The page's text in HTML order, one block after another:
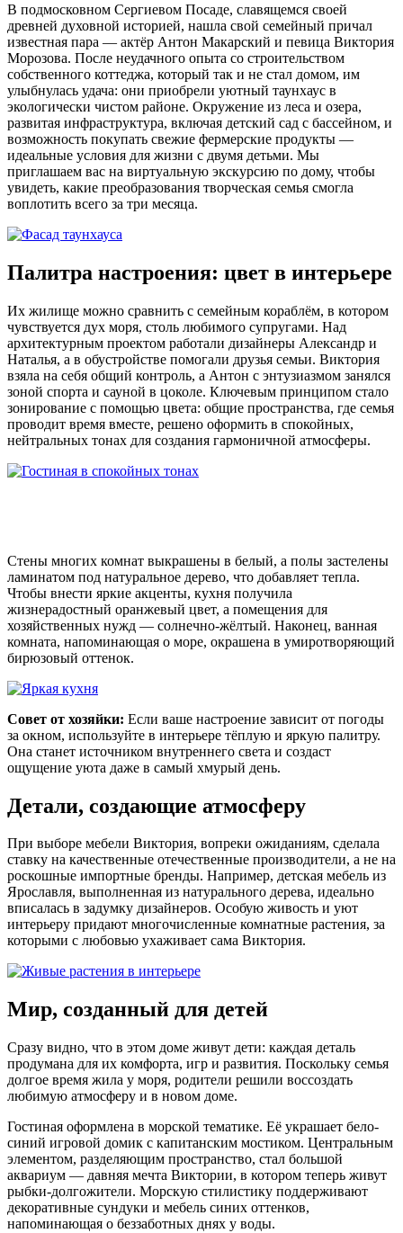
В подмосковном Сергиевом Посаде, славящемся своей
древней духовной историей, нашла свой семейный причал
известная пара — актёр Антон Макарский и певица Виктория
Морозова. После неудачного опыта со строительством
собственного коттеджа, который так и не стал домом, им
улыбнулась удача: они приобрели уютный таунхаус в
экологически чистом районе. Окружение из леса и озера,
развитая инфраструктура, включая детский сад с бассейном, и
возможность покупать свежие фермерские продукты —
идеальные условия для жизни с двумя детьми. Мы
приглашаем вас на виртуальную экскурсию по дому, чтобы
увидеть, какие преобразования творческая семья смогла
воплотить всего за три месяца.
Палитра настроения: цвет в интерьере
Их жилище можно сравнить с семейным кораблём, в котором
чувствуется дух моря, столь любимого супругами. Над
архитектурным проектом работали дизайнеры Александр и
Наталья, а в обустройстве помогали друзья семьи. Виктория
взяла на себя общий контроль, а Антон с энтузиазмом занялся
зоной спорта и сауной в цоколе. Ключевым принципом стало
зонирование с помощью цвета: общие пространства, где семья
проводит время вместе, решено оформить в спокойных,
нейтральных тонах для создания гармоничной атмосферы.
Стены многих комнат выкрашены в белый, а полы застелены
ламинатом под натуральное дерево, что добавляет тепла.
Чтобы внести яркие акценты, кухня получила
жизнерадостный оранжевый цвет, а помещения для
хозяйственных нужд — солнечно-жёлтый. Наконец, ванная
комната, напоминающая о море, окрашена в умиротворяющий
бирюзовый оттенок.
Совет от хозяйки: Если ваше настроение зависит от погоды
за окном, используйте в интерьере тёплую и яркую палитру.
Она станет источником внутреннего света и создаст
ощущение уюта даже в самый хмурый день.
Детали, создающие атмосферу
При выборе мебели Виктория, вопреки ожиданиям, сделала
ставку на качественные отечественные производители, а не на
роскошные импортные бренды. Например, детская мебель из
Ярославля, выполненная из натурального дерева, идеально
вписалась в задумку дизайнеров. Особую живость и уют
интерьеру придают многочисленные комнатные растения, за
которыми с любовью ухаживает сама Виктория.
Мир, созданный для детей
Сразу видно, что в этом доме живут дети: каждая деталь
продумана для их комфорта, игр и развития. Поскольку семья
долгое время жила у моря, родители решили воссоздать
любимую атмосферу и в новом доме.
Гостиная оформлена в морской тематике. Её украшает бело-
синий игровой домик с капитанским мостиком. Центральным
элементом, разделяющим пространство, стал большой
аквариум — давняя мечта Виктории, в котором теперь живут
рыбки-долгожители. Морскую стилистику поддерживают
декоративные сундуки и мебель синих оттенков,
напоминающая о беззаботных днях у воды.